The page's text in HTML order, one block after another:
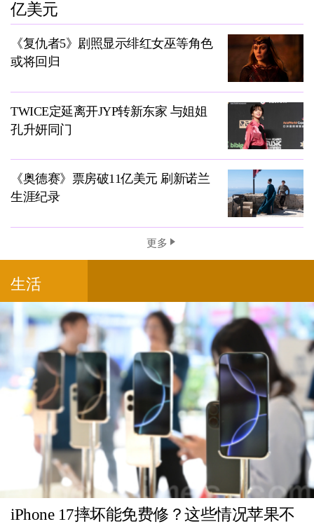
亿美元
《复仇者5》剧照显示绯红女巫等角色
或将回归
TWICE定延离开JYP转新东家 与姐姐
孔升妍同门
《奥德赛》票房破11亿美元 刷新诺兰
生涯纪录
更多
生活
iPhone 17摔坏能免费修？这些情况苹果不